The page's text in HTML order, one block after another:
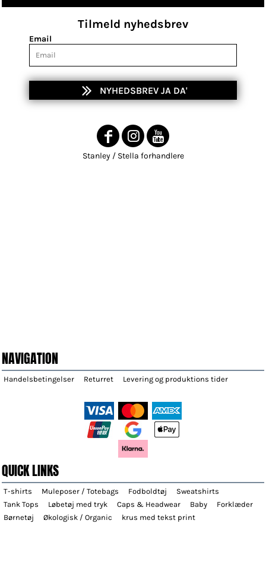
Tilmeld nyhedsbrev
Email
NYHEDSBREV JA DA'
Stanley / Stella forhandlere
NAVIGATION
Handelsbetingelser Returret Levering og produktions tider
QUICK LINKS
T-shirts Muleposer / Totebags Fodboldtøj
Sweatshirts
Tank Tops
Løbetøj med tryk Caps & Headwear Baby
Forklæder
Børnetøj
Økologisk / Organic krus med tekst print